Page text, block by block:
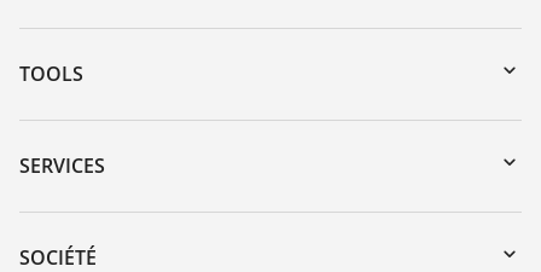
TOOLS
Téléchargements
Recherche par numéro de série
DTM Collection/PACTware
SERVICES
Retour d'appareil
Formations
SOCIÉTÉ